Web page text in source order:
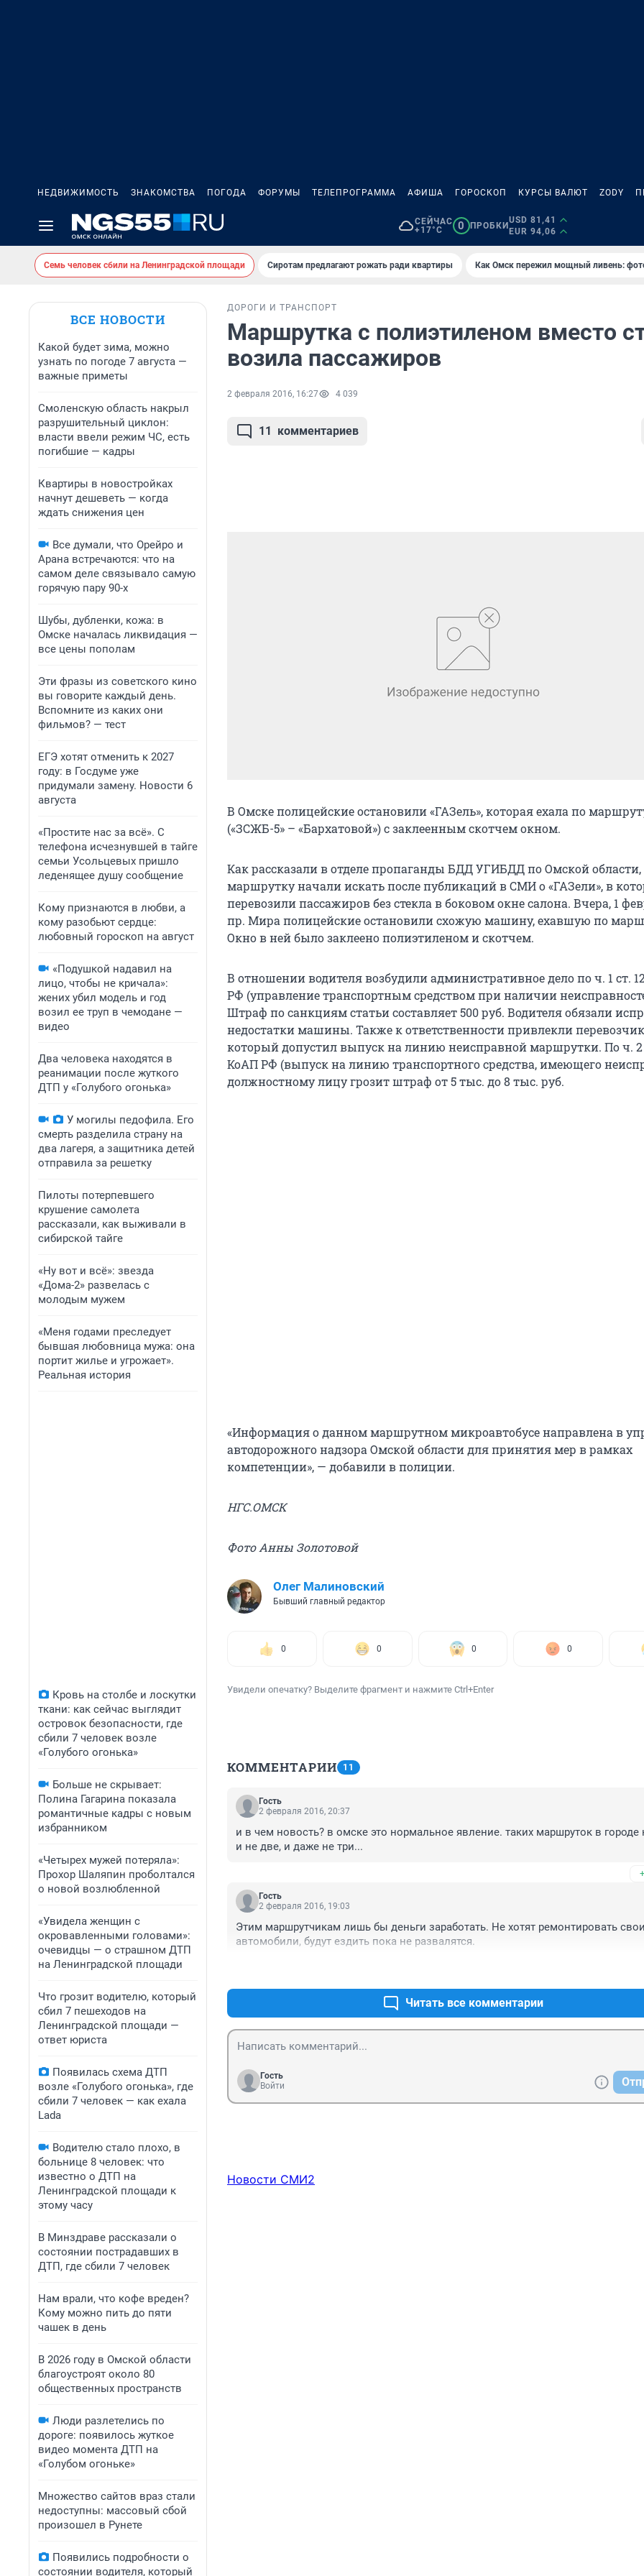
НЕДВИЖИМОСТЬ ЗНАКОМСТВА ПОГОДА ФОРУМЫ ТЕЛЕПРОГРАММА АФИША ГОРОСКОП КУРСЫ ВАЛЮТ ZODY
СЕЙЧАС
+17°C
0 ПРОБКИ
USD 81,41
EUR 94,06
Семь человек сбили на Ленинградской площади Сиротам предлагают рожать ради квартиры Как Омск пережил мощный ливень:
ВСЕ НОВОСТИ
Какой будет зима, можно
узнать по погоде 7 августа —
важные приметы
Смоленскую область накрыл
разрушительный циклон:
власти ввели режим ЧС, есть
погибшие — кадры
Квартиры в новостройках
начнут дешеветь — когда
ждать снижения цен
Все думали, что Орейро и
Арана встречаются: что на
самом деле связывало самую
горячую пару 90-х
Шубы, дубленки, кожа: в
Омске началась ликвидация —
все цены пополам
Эти фразы из советского кино
вы говорите каждый день.
Вспомните из каких они
фильмов? — тест
ЕГЭ хотят отменить к 2027
году: в Госдуме уже
придумали замену. Новости 6
августа
«Простите нас за всё». С
телефона исчезнувшей в тайге
семьи Усольцевых пришло
леденящее душу сообщение
Кому признаются в любви, а
кому разобьют сердце:
любовный гороскоп на август
«Подушкой надавил на
лицо, чтобы не кричала»:
жених убил модель и год
возил ее труп в чемодане —
видео
Два человека находятся в
реанимации после жуткого
ДТП у «Голубого огонька»
У могилы педофила. Его
смерть разделила страну на
два лагеря, а защитника детей
отправила за решетку
Пилоты потерпевшего
крушение самолета
рассказали, как выживали в
сибирской тайге
«Ну вот и всё»: звезда
«Дома-2» развелась с
молодым мужем
«Меня годами преследует
бывшая любовница мужа: она
портит жилье и угрожает».
Реальная история
Кровь на столбе и лоскутки
ткани: как сейчас выглядит
островок безопасности, где
сбили 7 человек возле
«Голубого огонька»
Больше не скрывает:
Полина Гагарина показала
романтичные кадры с новым
избранником
«Четырех мужей потеряла»:
Прохор Шаляпин проболтался
о новой возлюбленной
«Увидела женщин с
окровавленными головами»:
очевидцы — о страшном ДТП
на Ленинградской площади
Что грозит водителю, который
сбил 7 пешеходов на
Ленинградской площади —
ответ юриста
Появилась схема ДТП
возле «Голубого огонька», где
сбили 7 человек — как ехала
Lada
Водителю стало плохо, в
больнице 8 человек: что
известно о ДТП на
Ленинградской площади к
этому часу
В Минздраве рассказали о
состоянии пострадавших в
ДТП, где сбили 7 человек
Нам врали, что кофе вреден?
Кому можно пить до пяти
чашек в день
В 2026 году в Омской области
благоустроят около 80
общественных пространств
Люди разлетелись по
дороге: появилось жуткое
видео момента ДТП на
«Голубом огоньке»
Множество сайтов враз стали
недоступны: массовый сбой
произошел в Рунете
Появились подробности о
состоянии водителя, который
ДОРОГИ И ТРАНСПОРТ
Маршрутка с полиэтиленом вместо
возила пассажиров
2 февраля 2016, 16:27 4 039
11 комментариев
В Омске полицейские остановили «ГАЗель», которая ехала по
(«ЗСЖБ-5» – «Бархатовой») с заклеенным скотчем окном.
Как рассказали в отделе пропаганды БДД УГИБДД по Омской области,
маршрутку начали искать после публикаций в СМИ о «ГАЗели», в
перевозили пассажиров без стекла в боковом окне салона. Вчера, 1
пр. Мира полицейские остановили схожую машину, ехавшую по
Окно в ней было заклеено полиэтиленом и скотчем.
В отношении водителя возбудили административное дело по ч. 1 ст.
РФ (управление транспортным средством при наличии
Штраф по санкциям статьи составляет 500 руб. Водителя обязали
недостатки машины. Также к ответственности привлекли
который допустил выпуск на линию неисправной маршрутки. По ч. 2
КоАП РФ (выпуск на линию транспортного средства, имеющего
должностному лицу грозит штраф от 5 тыс. до 8 тыс. руб.
«Информация о данном маршрутном микроавтобусе направлена в
автодорожного надзора Омской области для принятия мер в рамках
компетенции», — добавили в полиции.
НГС.ОМСК
Фото Анны Золотовой
Олег Малиновский
Бывший главный редактор
0 0 0 0
Увидели опечатку? Выделите фрагмент и нажмите Ctrl+Enter
КОММЕНТАРИИ 11
Гость
2 февраля 2016, 20:37
и в чем новость? в омске это нормальное явление. таких маршруток в городе
и не две, и даже не три...
Гость
2 февраля 2016, 19:03
Этим маршрутчикам лишь бы деньги заработать. Не хотят ремонтировать свои
автомобили, будут ездить пока не развалятся.
Читать все комментарии
Гость
Войти
Новости СМИ2